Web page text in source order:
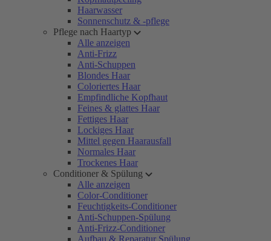
Haarwasser
Sonnenschutz & -pflege
Pflege nach Haartyp
Alle anzeigen
Anti-Frizz
Anti-Schuppen
Blondes Haar
Coloriertes Haar
Empfindliche Kopfhaut
Feines & glattes Haar
Fettiges Haar
Lockiges Haar
Mittel gegen Haarausfall
Normales Haar
Trockenes Haar
Conditioner & Spülung
Alle anzeigen
Color-Conditioner
Feuchtigkeits-Conditioner
Anti-Schuppen-Spülung
Anti-Frizz-Conditioner
Aufbau & Reparatur Spülung